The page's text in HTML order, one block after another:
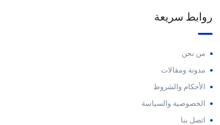
روابط سريعة
من نحن
مدونة ومقالات
الأحكام والشروط
الخصوصية والسياسة
اتصل بنا